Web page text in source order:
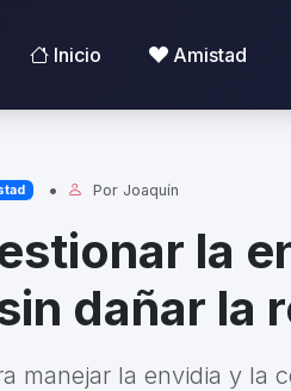
Inicio Amistad
• Por Joaquín
la
dañar la
manejar la envidia y la